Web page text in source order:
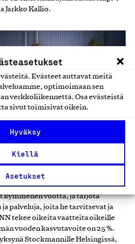
Evästeet auttavat meitä
optimoimaan sen
verkkoliikennettä. Osa evästeistä
sivut toimisivat oikein.
Hyväksy
Kiellä
Asetukset
Jarkko Kallio.
kaupunkilaismiesten
kymmenen vuotta, ja tarjota
palveluja, joita he tarvitsevat ja
tekee oikeita vaatteita oikeille
vuoden kasvutavoite on 25 %.
Stockmannille Helsingissä,